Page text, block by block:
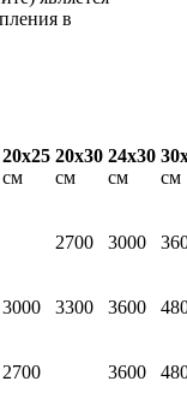
в
20х25
см
20х30
см
24х30
см
см
2700 3000
3000 3300 3600
2700 3600